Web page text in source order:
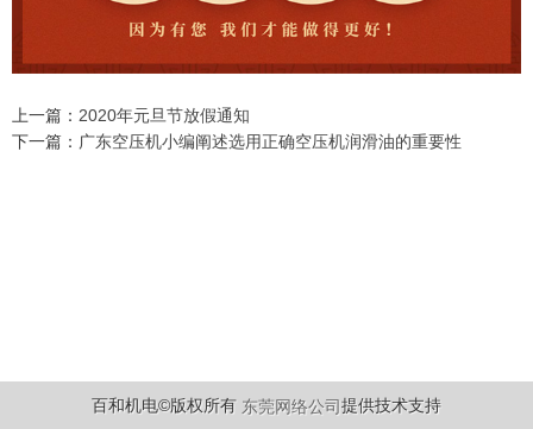
上一篇： 2020年元旦节放假通知
下一篇： 广东空压机小编阐述选用正确空压机润滑油的重要性
百和机电©版权所有 东莞网络公司提供技术支持